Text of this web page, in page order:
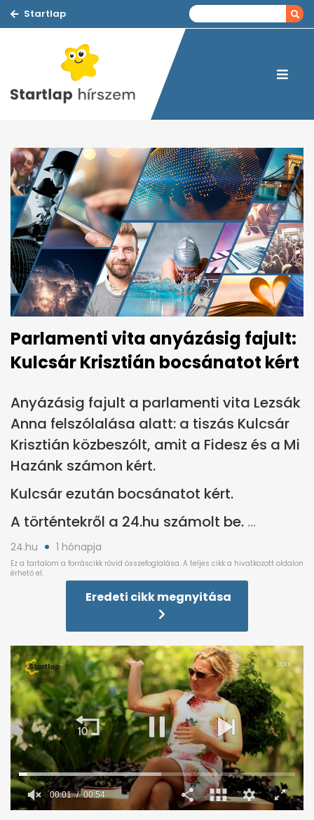
Startlap
Parlamenti vita anyázásig fajult:
Kulcsár Krisztián bocsánatot kért
Anyázásig fajult a parlamenti vita Lezsák
Anna felszólalása alatt: a tiszás Kulcsár
Krisztián közbeszólt, amit a Fidesz és a Mi
Hazánk számon kért.
Kulcsár ezután bocsánatot kért.
A történtekről a 24.hu számolt be.
24.hu 1 hónapja
Eredeti cikk megnyitása
00:02 00:54